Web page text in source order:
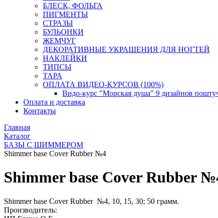
БЛЕСК, ФОЛЬГА
ПИГМЕНТЫ
СТРАЗЫ
БУЛЬОНКИ
ЖЕМЧУГ
ДЕКОРАТИВНЫЕ УКРАШЕНИЯ ДЛЯ НОГТЕЙ
НАКЛЕЙКИ
ТИПСЫ
ТАРА
ОПЛАТА ВИДЕО-КУРСОВ (100%)
Видо-курс "Морская душа" 9 дизайнов
Оплата и доставка
Контакты
Главная
Каталог
БАЗЫ С ШИММЕРОМ
Shimmer base Cover Rubber №4
Shimmer base Cover Rubber
Shimmer base Cover Rubber №4, 10, 15, 30; 50 грамм.
Производитель: